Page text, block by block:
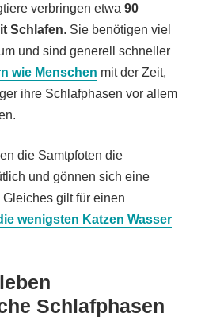
verbringen etwa 90
Schlafen. Sie benötigen viel
und sind generell schneller
wie Menschen mit der Zeit,
ihre Schlafphasen vor allem
die Samtpfoten die
und gönnen sich eine
gilt für einen
wenigsten Katzen Wasser
Schlafphasen